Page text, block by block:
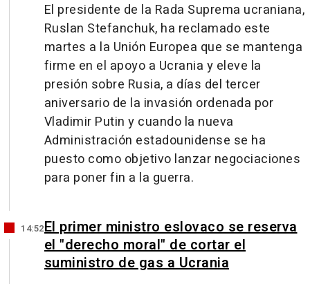
El presidente de la Rada Suprema ucraniana,
Ruslan Stefanchuk, ha reclamado este
martes a la Unión Europea que se mantenga
firme en el apoyo a Ucrania y eleve la
presión sobre Rusia, a días del tercer
aniversario de la invasión ordenada por
Vladimir Putin y cuando la nueva
Administración estadounidense se ha
puesto como objetivo lanzar negociaciones
para poner fin a la guerra.
14:52El primer ministro eslovaco se reserva
el "derecho moral" de cortar el
suministro de gas a Ucrania